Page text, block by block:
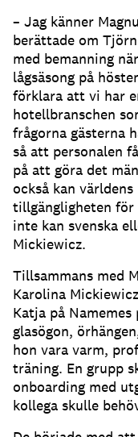
– Jag känner
berättade om
med bemanning
lågsäsong på
förklara att vi har
hotellbranschen
frågorna gästerna
så att personalen
på att göra det
också kan
tillgängligheten för
inte kan svenska
Mickiewicz.
Tillsammans med
Karolina
Katja på
glasögon,
hon vara varm,
träning. En grupp
onboarding med
kollega skulle